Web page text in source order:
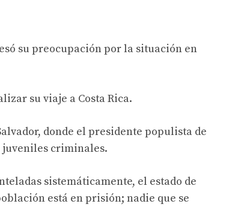
su preocupación por la situación en
su viaje a Costa Rica.
donde el presidente populista de
juveniles criminales.
sistemáticamente, el estado de
está en prisión; nadie que se